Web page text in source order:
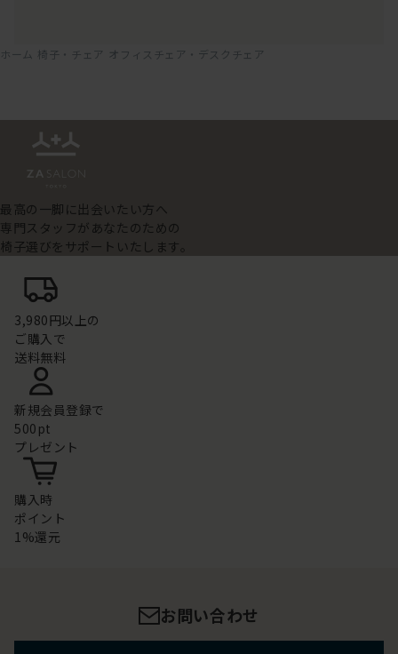
ホーム 椅子・チェア オフィスチェア・デスクチェア
最高の一脚に出会いたい方へ
専門スタッフがあなたのための
椅子選びをサポートいたします。
3,980円以上の
ご購入で
送料無料
新規会員登録で
500pt
プレゼント
購入時
ポイント
1%還元
お問い合わせ